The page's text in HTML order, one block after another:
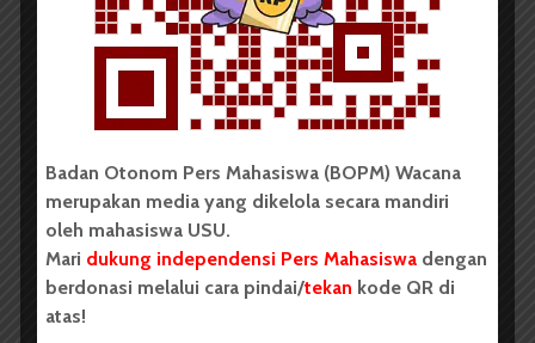
Dark Mode | Moda Gelap
Oleh: Iyusarah Pakpahan USU, wacana.org – Dua...
Redaksi 2 menit waktu baca
Dua Mahasiswa Etnomusikologi
USU Torehkan Prestasi di
Badan Otonom Pers Mahasiswa (BOPM) Wacana
merupakan media yang dikelola secara mandiri
oleh mahasiswa USU.
Mari dukung independensi Pers Mahasiswa dengan
berdonasi melalui cara pindai/tekan kode QR di
atas!